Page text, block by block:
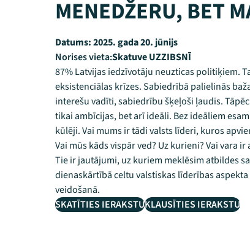
MENEDŽERU, BET
Datums:2025. gada 20. jūnijs
Norises vieta:Skatuve UZZIBSNĪ
87% Latvijas iedzīvotāju neuzticas politiķiem.
eksistenciālas krīzes. Sabiedrībā palielinās
interešu vadīti, sabiedrību šķeļoši ļaudis.
tikai ambīcijas, bet arī ideāli. Bez ideāliem
kūlēji. Vai mums ir tādi valsts līderi, kuros
Vai mūs kāds vispār ved? Uz kurieni? Vai vara
Tie ir jautājumi, uz kuriem meklēsim atbildes
dienaskārtībā celtu valstiskas līderības
veidošanā.
SKATĪTIES IERAKSTUKLAUSĪTIES IERAKSTU